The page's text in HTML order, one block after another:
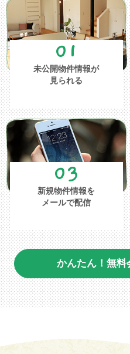
01
未公開物件情報が
見られる
03
新規物件情報を
メールで配信
かんたん！無料